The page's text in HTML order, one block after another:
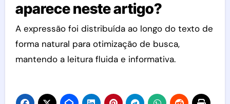
aparece neste artigo?
A expressão foi distribuída ao longo do texto de
forma natural para otimização de busca,
mantendo a leitura fluida e informativa.